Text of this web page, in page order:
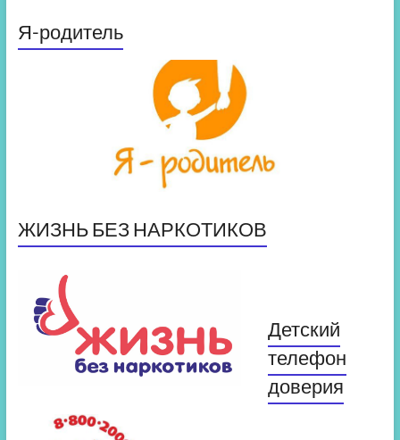
Я-родитель
ЖИЗНЬ БЕЗ НАРКОТИКОВ
Детский
телефон
доверия